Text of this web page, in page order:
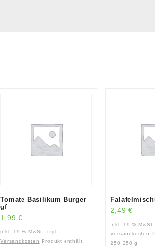
Tomate Basilikum Burger
gf
1,99€
inkl. 19 % MwSt.
zzgl.
Versandkosten
Produkt enthält:
2,49€
inkl. 19 % MwSt.
Versandkosten
250 250 g